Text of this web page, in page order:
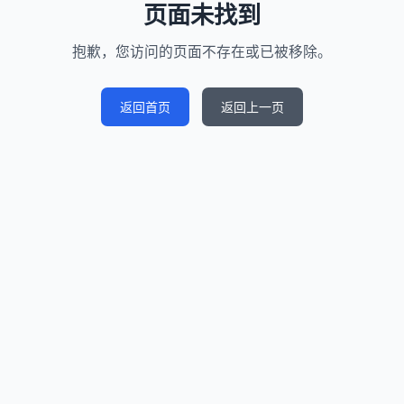
页面未找到
抱歉，您访问的页面不存在或已被移除。
返回首页 返回上一页